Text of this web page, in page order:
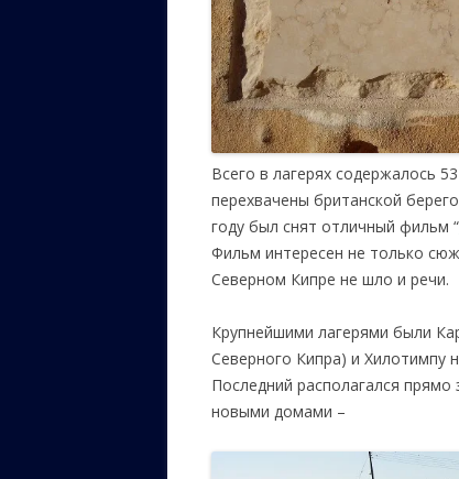
Всего в лагерях содержалось
перехвачены британской
году был снят отличный фильм “
Фильм интересен не только
Северном Кипре не шло и речи.
Крупнейшими лагерями были
Северного Кипра) и Хилотимпу
Последний располагался
новыми домами –